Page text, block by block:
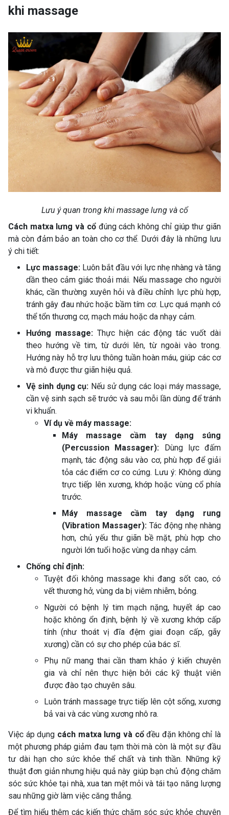
khi massage
Lưu ý quan trong khi massage lưng và cổ
Cách matxa lưng và cổđúng cách không chỉ giúp thư giãn
mà còn đảm bảo an toàn cho cơ thể. Dưới đây là những lưu
ý chi tiết:
Lực massage: Luôn bắt đầu với lực nhẹ nhàng và tăng
dần theo cảm giác thoải mái. Nếu massage cho người
khác, cần thường xuyên hỏi và điều chỉnh lực phù hợp,
tránh gây đau nhức hoặc bầm tím cơ. Lực quá mạnh có
thể tổn thương cơ, mạch máu hoặc da nhạy cảm.
Hướng massage:Thực hiện các động tác vuốt dài
theo hướng về tim, từ dưới lên, từ ngoài vào trong.
Hướng này hỗ trợ lưu thông tuần hoàn máu, giúp các cơ
và mô được thư giãn hiệu quả.
Vệ sinh dụng cụ: Nếu sử dụng các loại máy massage,
cần vệ sinh sạch sẽ trước và sau mỗi lần dùng để tránh
vi khuẩn.
Ví dụ về máy massage:
Máy massage cầm tay dạng súng
(Percussion Massager): Dùng lực đấm
mạnh, tác động sâu vào cơ, phù hợp để giải
tỏa các điểm cơ co cứng. Lưu ý: Không dùng
trực tiếp lên xương, khớp hoặc vùng cổ phía
trước.
Máy massage cầm tay dạng rung
(Vibration Massager): Tác động nhẹ nhàng
hơn, chủ yếu thư giãn bề mặt, phù hợp cho
người lớn tuổi hoặc vùng da nhạy cảm.
Chống chỉ định:
Tuyệt đối không massage khi đang sốt cao, có
vết thương hở, vùng da bị viêm nhiễm, bỏng.
Người có bệnh lý tim mạch nặng, huyết áp cao
hoặc không ổn định, bệnh lý về xương khớp cấp
tính (như thoát vị đĩa đệm giai đoạn cấp, gãy
xương) cần có sự cho phép của bác sĩ.
Phụ nữ mang thai cần tham khảo ý kiến chuyên
gia và chỉ nên thực hiện bởi các kỹ thuật viên
được đào tạo chuyên sâu.
Luôn tránh massage trực tiếp lên cột sống, xương
bả vai và các vùng xương nhô ra.
Việc áp dụng cách matxa lưng và cổđều đặn không chỉ là
một phương pháp giảm đau tạm thời mà còn là một sự đầu
tư dài hạn cho sức khỏe thể chất và tinh thần. Những kỹ
thuật đơn giản nhưng hiệu quả này giúp bạn chủ động chăm
sóc sức khỏe tại nhà, xua tan mệt mỏi và tái tạo năng lượng
sau những giờ làm việc căng thẳng.
Để tìm hiểu thêm các kiến thức chăm sóc sức khỏe chuyên